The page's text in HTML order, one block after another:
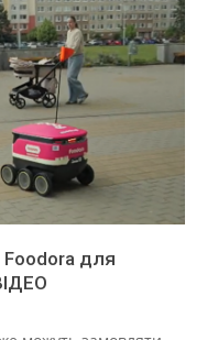
Foodora для